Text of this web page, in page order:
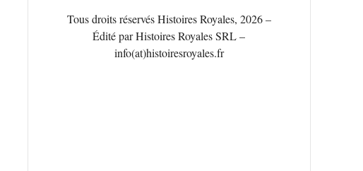
Tous droits réservés Histoires Royales, 2026 –
Édité par Histoires Royales SRL –
info(at)histoiresroyales.fr